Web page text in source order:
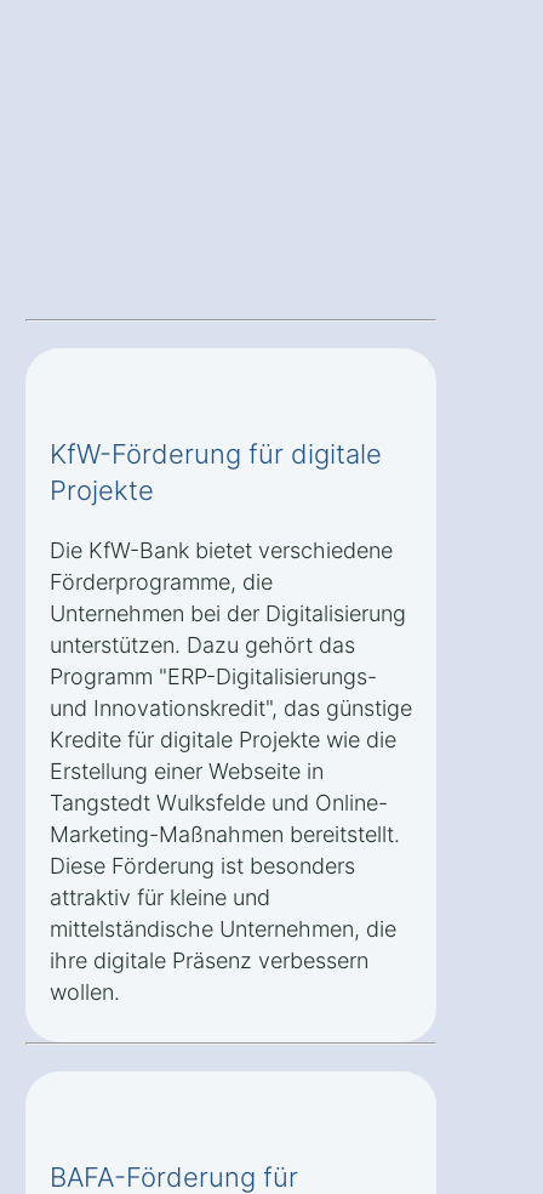
KfW-Förderung für digitale
Projekte
Die KfW-Bank bietet verschiedene
Förderprogramme, die
Unternehmen bei der Digitalisierung
unterstützen. Dazu gehört das
Programm "ERP-Digitalisierungs-
und Innovationskredit", das günstige
Kredite für digitale Projekte wie die
Erstellung einer Webseite in
Tangstedt Wulksfelde und Online-
Marketing-Maßnahmen bereitstellt.
Diese Förderung ist besonders
attraktiv für kleine und
mittelständische Unternehmen, die
ihre digitale Präsenz verbessern
wollen.
BAFA-Förderung für